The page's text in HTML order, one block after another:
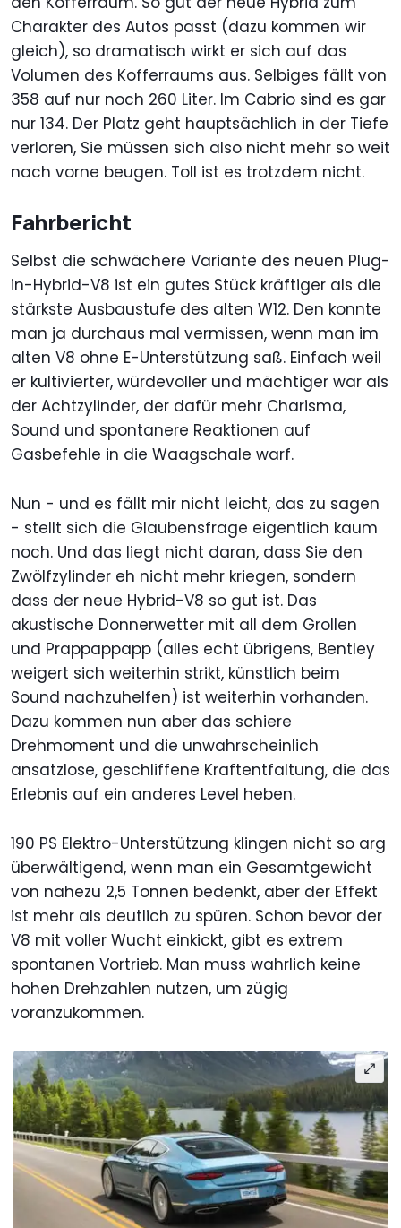
Charakter des Autos passt (dazu kommen wir
gleich), so dramatisch wirkt er sich auf das
Volumen des Kofferraums aus. Selbiges fällt von
358 auf nur noch 260 Liter. Im Cabrio sind es gar
nur 134. Der Platz geht hauptsächlich in der Tiefe
verloren, Sie müssen sich also nicht mehr so weit
nach vorne beugen. Toll ist es trotzdem nicht.
Fahrbericht
Selbst die schwächere Variante des neuen Plug-
in-Hybrid-V8 ist ein gutes Stück kräftiger als die
stärkste Ausbaustufe des alten W12. Den konnte
man ja durchaus mal vermissen, wenn man im
alten V8 ohne E-Unterstützung saß. Einfach weil
er kultivierter, würdevoller und mächtiger war als
der Achtzylinder, der dafür mehr Charisma,
Sound und spontanere Reaktionen auf
Gasbefehle in die Waagschale warf.
Nun - und es fällt mir nicht leicht, das zu sagen
- stellt sich die Glaubensfrage eigentlich kaum
noch. Und das liegt nicht daran, dass Sie den
Zwölfzylinder eh nicht mehr kriegen, sondern
dass der neue Hybrid-V8 so gut ist. Das
akustische Donnerwetter mit all dem Grollen
und Prappappapp (alles echt übrigens, Bentley
weigert sich weiterhin strikt, künstlich beim
Sound nachzuhelfen) ist weiterhin vorhanden.
Dazu kommen nun aber das schiere
Drehmoment und die unwahrscheinlich
ansatzlose, geschliffene Kraftentfaltung, die das
Erlebnis auf ein anderes Level heben.
190 PS Elektro-Unterstützung klingen nicht so arg
überwältigend, wenn man ein Gesamtgewicht
von nahezu 2,5 Tonnen bedenkt, aber der Effekt
ist mehr als deutlich zu spüren. Schon bevor der
V8 mit voller Wucht einkickt, gibt es extrem
spontanen Vortrieb. Man muss wahrlich keine
hohen Drehzahlen nutzen, um zügig
voranzukommen.